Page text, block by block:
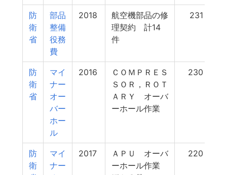
防
衛
省
部品
整備
役務
費
2018
航空機部品の修
理契約 計14
件
231
防
衛
省
マイ
ナー
オー
バー
ホー
ル
2016
ＣＯＭＰＲＥＳ
ＳＯＲ，ＲＯＴ
ＡＲＹ オーバ
ーホール作業
230
防
衛
マイ
ナー
2017
ＡＰＵ オーバ
ーホール作業
220